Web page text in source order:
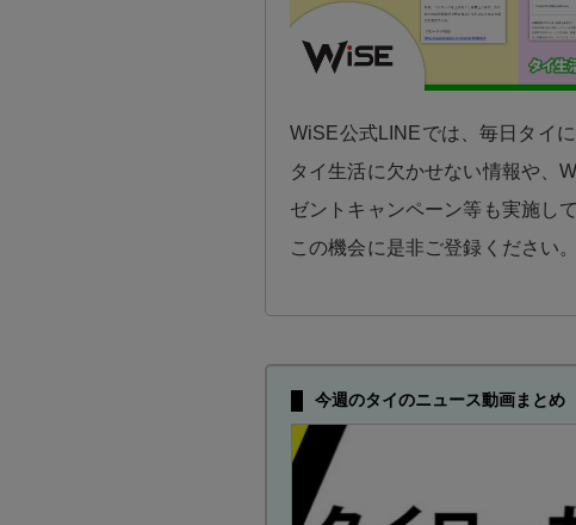
WiSE公式LINEでは、毎日タイ
タイ生活に欠かせない情報や、
ゼントキャンペーン等も実施して
この機会に是非ご登録ください。
今週のタイのニュース動画まとめ